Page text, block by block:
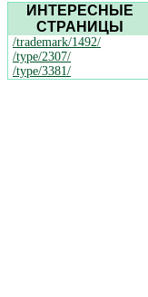
ИНТЕРЕСНЫЕ
СТРАНИЦЫ
/trademark/1492/
/type/2307/
/type/3381/